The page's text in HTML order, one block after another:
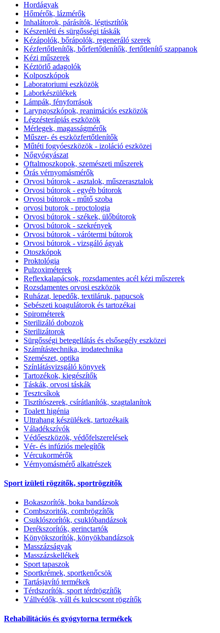
Hordágyak
Hőmérők, lázmérők
Inhalátorok, párásítók, légtisztítók
Készenléti és sürgősségi táskák
Kézápolók, bőrápolók, regeneráló szerek
Kézfertőtlenítők, bőrfertőtlenítők, fertőtlenítő szappanok
Kézi műszerek
Kéztörlő adagolók
Kolposzkópok
Laboratoriumi eszközök
Laborkészülékek
Lámpák, fényforrások
Laryngoszkópok, reanimációs eszközök
Légzésterápiás eszközök
Mérlegek, magasságmérők
Műszer- és eszközfertőtlenítők
Műtéti fogyóeszközök - izoláció eszközei
Nőgyógyászat
Oftalmoszkopok, szemészeti műszerek
Órás vérnyomásmérők
Orvosi bútorok - asztalok, műszerasztalok
Orvosi bútorok - egyéb bútorok
Orvosi bútorok - műtő szoba
orvosi butorok - proctologia
Orvosi bútorok - székek, ülőbútorok
Orvosi bútorok - szekrények
Orvosi bútorok - várótermi bútorok
Orvosi bútorok - vizsgáló ágyak
Otoszkópok
Proktológia
Pulzoximéterek
Reflexkalapácsok, rozsdamentes acél kézi műszerek
Rozsdamentes orvosi eszközök
Ruházat, lepedők, textiláruk, papucsok
Sebészeti koagulátorok és tartozékai
Spirométerek
Sterilizáló dobozok
Sterilizátorok
Sürgősségi betegellátás és elsősegély eszközei
Számítástechnika, irodatechnika
Szemészet, optika
Színlátásvizsgáló könyvek
Tartozékok, kiegészítők
Táskák, orvosi táskák
Tesztcsíkok
Tisztítószerek, csírátlanítók, szagtalanítok
Toalett higénia
Ultrahang készülékek, tartozékaik
Váladékszívók
Védőeszközök, védőfelszerelések
Vér- és infúziós melegítők
Vércukormérők
Vérnyomásmérő alkatrészek
Sport izületi rögzítők, sportrögzítők
Bokaszorítók, boka bandázsok
Combszoritók, combrögzítők
Csuklószorítók, csuklóbandázsok
Derékszorítók, gerinctartók
Könyökszorítók, könyökbandázsok
Masszázságyak
Masszázskellékek
Sport tapaszok
Sportkrémek, sportkenőcsök
Tartásjavító termékek
Térdszorítók, sport térdrögzítők
Vállvédők, váll és kulcscsont rögzítők
Rehabilitációs és gyógytorna termékek